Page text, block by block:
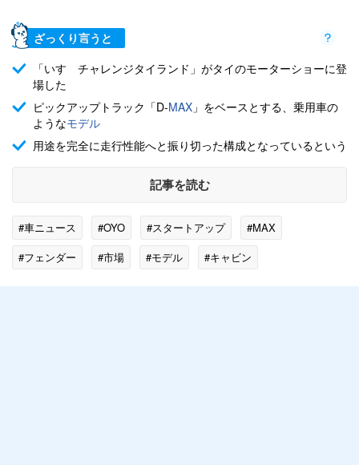
ざっくり言うと
「いすゞチャレンジタイランド」がタイのモーターショーに登
場した
ピックアップトラック「D-MAX 」をベースとする、乗用車の
ようなモデル
用途を完全に走行性能へと振り切った構成となっているという
記事を読む
#車ニュース #OYO #スタートアップ
#MAX
#フェンダー
#市場 #モデル #キャビン